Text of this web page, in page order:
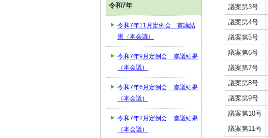
議案第3号
議案第4号
議案第5号
議案第6号
議案第7号
議案第8号
議案第9号
議案第10号
議案第11号
令和7年
令和7年11月定例会 審議結
果（本会議）
令和7年9月定例会 審議結果
（本会議）
令和7年6月定例会 審議結果
（本会議）
令和7年2月定例会 審議結果
（本会議）